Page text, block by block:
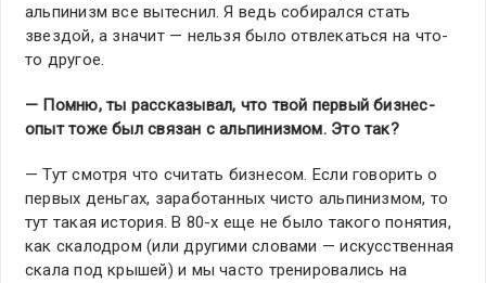
альпинизм все вытеснил. Я ведь собирался стать
звездой, а значит — нельзя было отвлекаться на что-
то другое.
— Помню, ты рассказывал, что твой первый бизнес-
опыт тоже был связан с альпинизмом. Это так?
— Тут смотря что считать бизнесом. Если говорить о
первых деньгах, заработанных чисто альпинизмом, то
тут такая история. В 80-х еще не было такого понятия,
как скалодром (или другими словами — искусственная
скала под крышей) и мы часто тренировались на